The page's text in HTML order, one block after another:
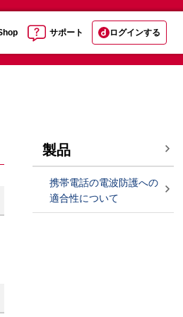
サポート ログインする
製品
携帯電話の電波防護への
適合性について